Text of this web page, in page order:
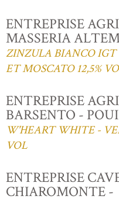
ENTREPRISE
MASSERIA
ZINZULA BIANCO
ET MOSCATO 12,5%
ENTREPRISE
BARSENTO -
W'HEART WHITE -
VOL
ENTREPRISE
CHIAROMONTE -